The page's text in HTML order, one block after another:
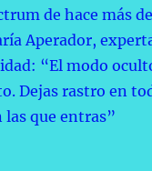
de hace más
Aperador,
“El modo
Dejas rastro en
las que entras”